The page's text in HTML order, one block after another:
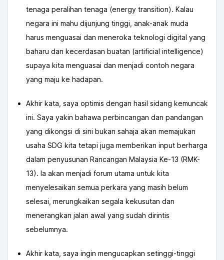
tenaga peralihan tenaga (energy transition). Kalau
negara ini mahu dijunjung tinggi, anak-anak muda
harus menguasai dan meneroka teknologi digital yang
baharu dan kecerdasan buatan (artificial intelligence)
supaya kita menguasai dan menjadi contoh negara
yang maju ke hadapan.
Akhir kata, saya optimis dengan hasil sidang kemuncak
ini. Saya yakin bahawa perbincangan dan pandangan
yang dikongsi di sini bukan sahaja akan memajukan
usaha SDG kita tetapi juga memberikan input berharga
dalam penyusunan Rancangan Malaysia Ke-13 (RMK-
13). Ia akan menjadi forum utama untuk kita
menyelesaikan semua perkara yang masih belum
selesai, merungkaikan segala kekusutan dan
menerangkan jalan awal yang sudah dirintis
sebelumnya.
Akhir kata, saya ingin mengucapkan setinggi-tinggi